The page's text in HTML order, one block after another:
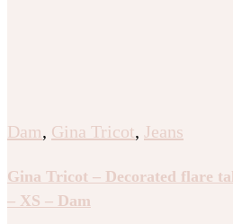
Dam, Gina Tricot, Jeans
Gina Tricot – Decorated flare
– XS – Dam